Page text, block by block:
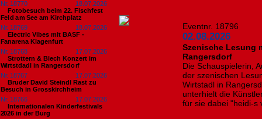
Nr. 18770
18.07.2026
Fotobesuch beim 22. Fischfest
Feld am See am Kirchplatz
Nr. 18769
18.07.2026
Electric Vibes mit BASF -
Fanarena Klagenfurt
Nr. 18768
17.07.2026
Strottern & Blech Konzert im
Wirtstdadl in Rangersdorf
Nr. 18767
17.07.2026
Bruder David Steindl Rast zu
Besuch in Grosskirchheim
Nr. 18766
17.07.2026
Internationalen Kinderfestivals
2026 in der Burg
Eventnr. 18796
02.08.2026
Szenische Lesung
Rangersdorf
Die Schauspielerin,
der szenischen
Wirtstadl in
unterhielt die
für sie dabei "heidi-s